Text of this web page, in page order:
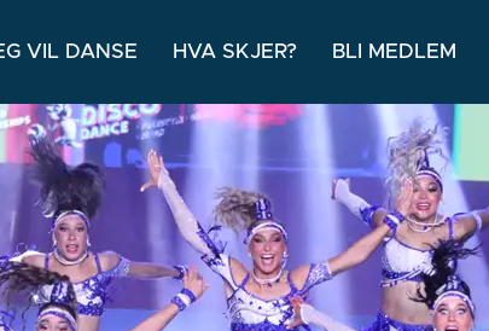
VIL DANSE HVA SKJER? BLI MEDLEM